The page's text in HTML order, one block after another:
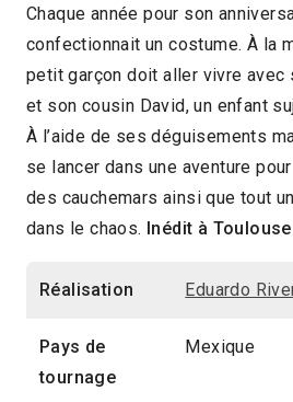
Chaque année pour son
confectionnait un costume. À la
petit garçon doit aller vivre avec
et son cousin David, un enfant
À l’aide de ses déguisements
se lancer dans une aventure
des cauchemars ainsi que tout
dans le chaos. Inédit à
Réalisation Eduardo
Pays de
tournage
Mexique